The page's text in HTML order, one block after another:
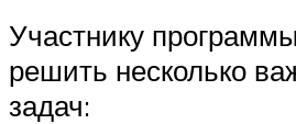
Участнику
решить несколько
задач: